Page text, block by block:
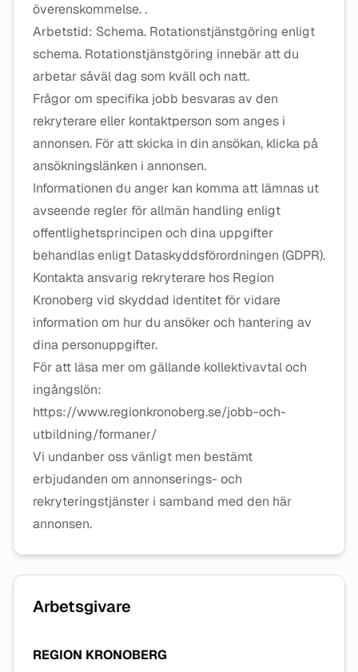
överenskommelse. .
Arbetstid: Schema. Rotationstjänstgöring enligt
schema. Rotationstjänstgöring innebär att du
arbetar såväl dag som kväll och natt.
Frågor om specifika jobb besvaras av den
rekryterare eller kontaktperson som anges i
annonsen. För att skicka in din ansökan, klicka på
ansökningslänken i annonsen.
Informationen du anger kan komma att lämnas ut
avseende regler för allmän handling enligt
offentlighetsprincipen och dina uppgifter
behandlas enligt Dataskyddsförordningen (GDPR).
Kontakta ansvarig rekryterare hos Region
Kronoberg vid skyddad identitet för vidare
information om hur du ansöker och hantering av
dina personuppgifter.
För att läsa mer om gällande kollektivavtal och
ingångslön:
https://www.regionkronoberg.se/jobb-och-
utbildning/formaner/
Vi undanber oss vänligt men bestämt
erbjudanden om annonserings- och
rekryteringstjänster i samband med den här
annonsen.
Arbetsgivare
REGION KRONOBERG